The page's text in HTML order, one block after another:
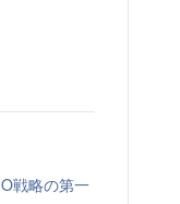
戦略の第一